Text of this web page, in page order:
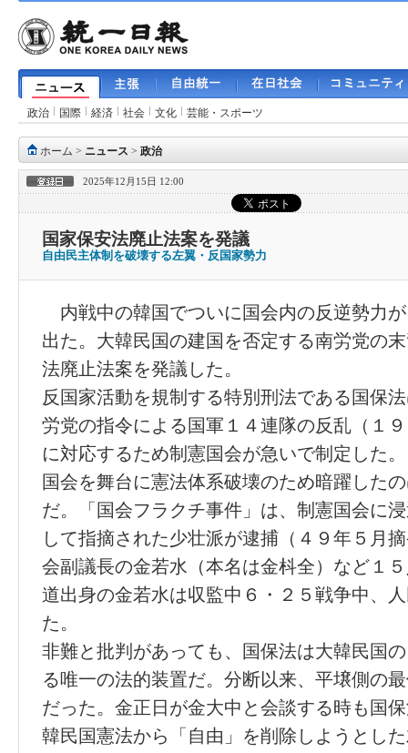
政治 国際 経済 社会 文化 芸能・スポーツ
ホーム > ニュース > 政治
2025年12月15日 12:00
国家保安法廃止法案を発議
自由民主体制を破壊する左翼・反国家勢力
内戦中の韓国でついに国会内の反逆勢力
出た。大韓民国の建国を否定する南労党の
法廃止法案を発議した。
反国家活動を規制する特別刑法である国保
労党の指令による国軍１４連隊の反乱（１
に対応するため制憲国会が急いで制定した。
国会を舞台に憲法体系破壊のため暗躍した
だ。「国会フラクチ事件」は、制憲国会に
して指摘された少壮派が逮捕（４９年５月
会副議長の金若水（本名は金枓全）など１
道出身の金若水は収監中６・２５戦争中、
た。
非難と批判があっても、国保法は大韓民国
る唯一の法的装置だ。分断以来、平壌側の
だった。金正日が金大中と会談する時も国
韓民国憲法から「自由」を削除しようとし